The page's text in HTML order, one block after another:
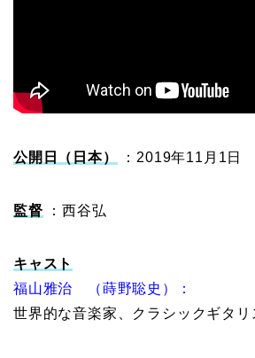
公開日（日本） ：2019年11月1日
監督 ：西谷弘
キャスト
福山雅治 （蒔野聡史）：
世界的な音楽家、クラシックギタリ